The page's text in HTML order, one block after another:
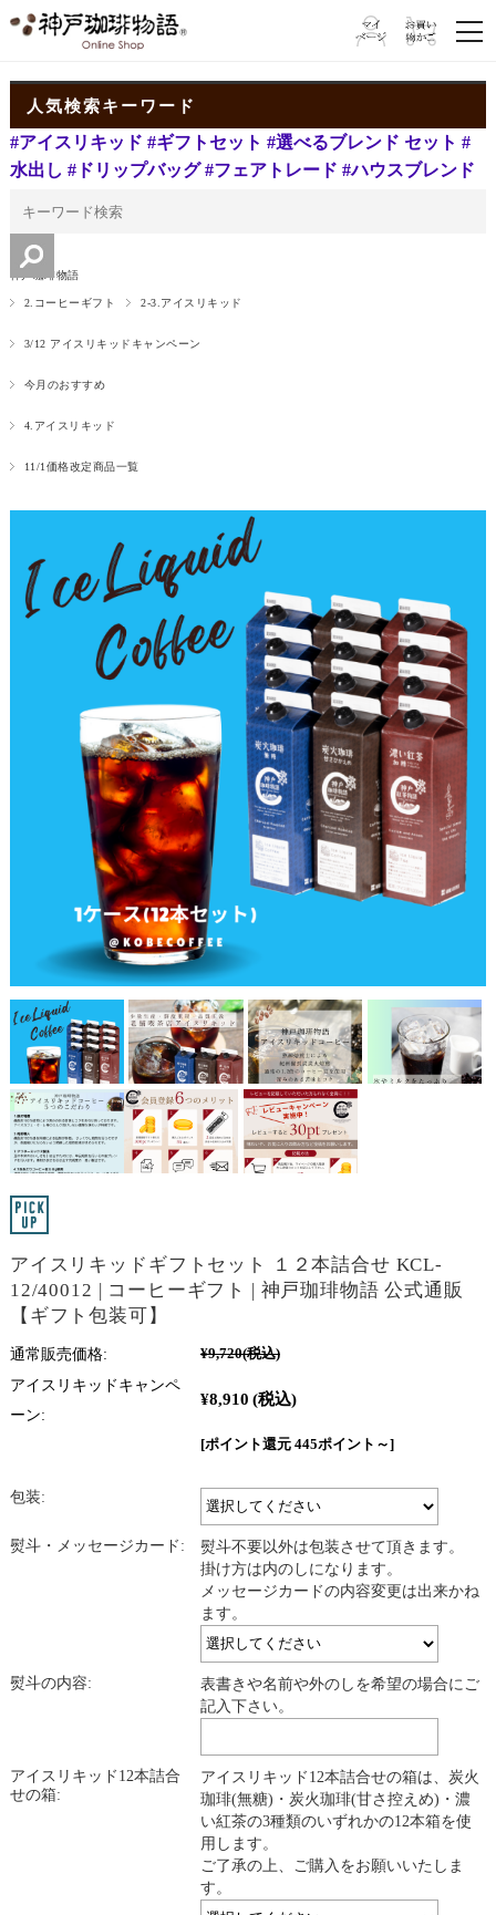
人気検索キーワード
#アイスリキッド #ギフトセット #選べるブレンド セット #
水出し #ドリップバッグ #フェアトレード #ハウスブレンド
神戸珈琲物語
2.コーヒーギフト 2-3.アイスリキッド
3/12 アイスリキッドキャンペーン
今月のおすすめ
4.アイスリキッド
11/1価格改定商品一覧
アイスリキッドギフトセット １２本詰合せ KCL-
12/40012 | コーヒーギフト | 神戸珈琲物語 公式通販
【ギフト包装可】
通常販売価格: ¥9,720(税込)
アイスリキッドキャンペ
ーン:
¥8,910 (税込)
[ポイント還元 445ポイント～]
包装:
熨斗・メッセージカード:
熨斗不要以外は包装させて頂きます。
掛け方は内のしになります。
メッセージカードの内容変更は出来かね
ます。
熨斗の内容:
表書きや名前や外のしを希望の場合にご
記入下さい。
アイスリキッド12本詰合
せの箱:
アイスリキッド12本詰合せの箱は、炭火
珈琲(無糖)・炭火珈琲(甘さ控えめ)・濃
い紅茶の3種類のいずれかの12本箱を使
用します。
ご了承の上、ご購入をお願いいたしま
す。